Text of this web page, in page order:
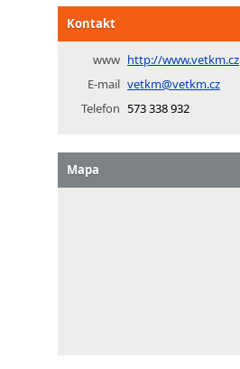
Kontakt
www http://www.vetkm.cz
E-mail vetkm@vetkm.cz
Telefon 573 338 932
Mapa